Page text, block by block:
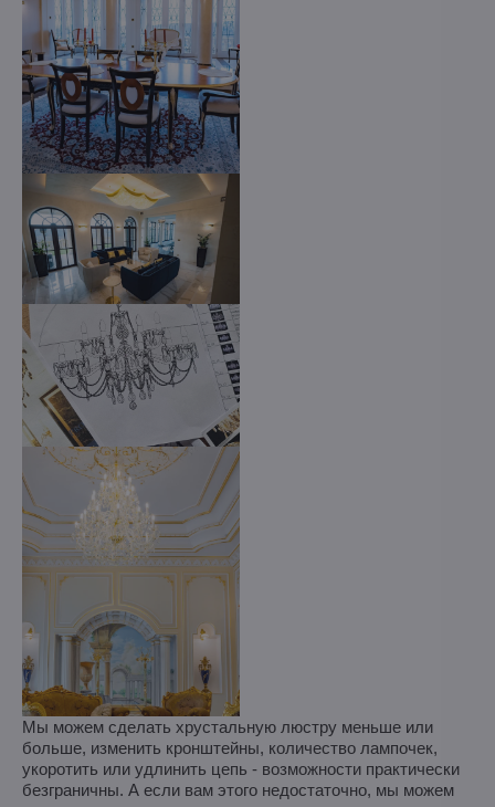
Мы можем сделать хрустальную люстру меньше или
больше, изменить кронштейны, количество лампочек,
укоротить или удлинить цепь - возможности практически
безграничны. А если вам этого недостаточно, мы можем